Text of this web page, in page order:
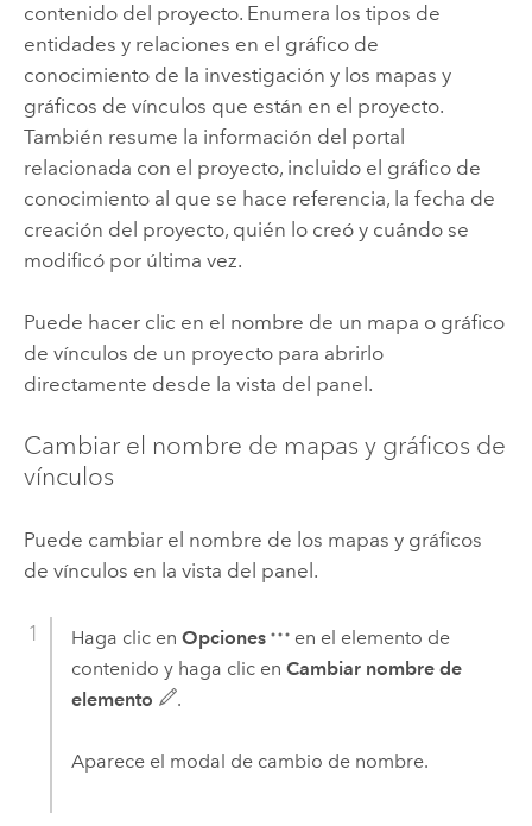
contenido del proyecto. Enumera los tipos de
entidades y relaciones en el gráfico de
conocimiento de la investigación y los mapas y
gráficos de vínculos que están en el proyecto.
También resume la información del portal
relacionada con el proyecto, incluido el gráfico de
conocimiento al que se hace referencia, la fecha de
creación del proyecto, quién lo creó y cuándo se
modificó por última vez.
Puede hacer clic en el nombre de un mapa o gráfico
de vínculos de un proyecto para abrirlo
directamente desde la vista del panel.
Cambiar el nombre de mapas y gráficos de
vínculos
Puede cambiar el nombre de los mapas y gráficos
de vínculos en la vista del panel.
Haga clic en Opciones
en el elemento de
contenido y haga clic en Cambiar nombre de
elemento
.
Aparece el modal de cambio de nombre.